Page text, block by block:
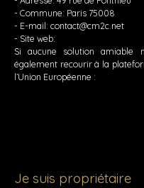
- Commune: Paris 75008
- E-mail: contact@cm2c.net
- Site web:
Si aucune solution amiable
également recourir à la
l’Union Européenne :
Je suis propriétaire